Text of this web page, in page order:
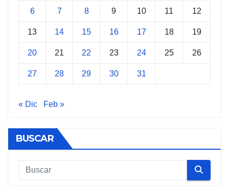
6 7 8 9 10 11 12
13 14 15 16 17 18 19
20 21 22 23 24 25 26
27 28 29 30 31
« Dic Feb »
BUSCAR